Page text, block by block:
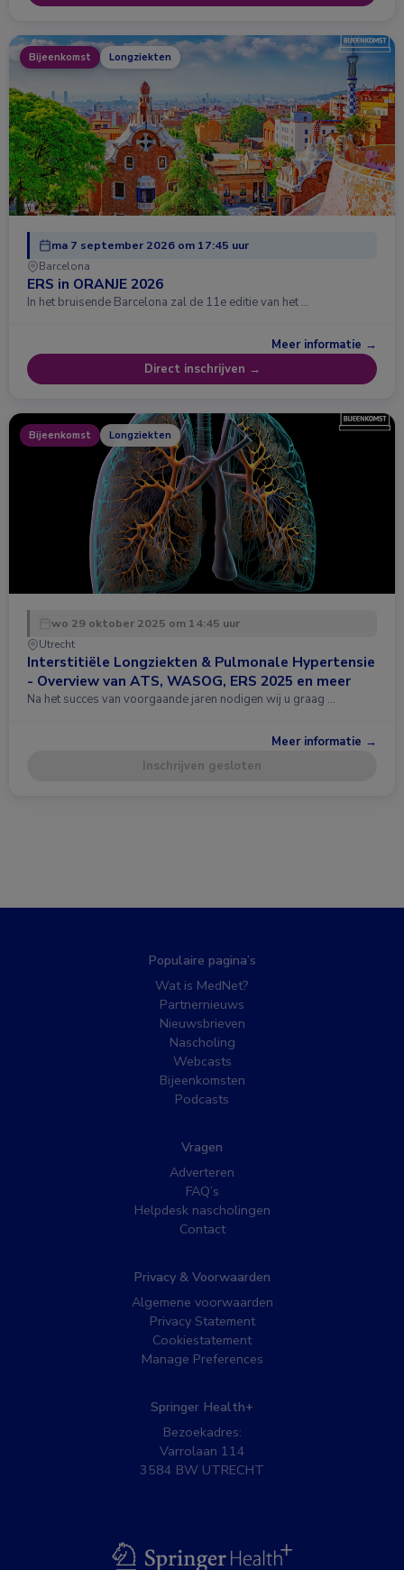
Bijeenkomst Longziekten
ma 7 september 2026 om 17:45 uur
Barcelona
ERS in ORANJE 2026
In het bruisende Barcelona zal de 11e editie van het …
Meer informatie →
Direct inschrijven →
Bijeenkomst Longziekten
wo 29 oktober 2025 om 14:45 uur
Utrecht
Interstitiële Longziekten & Pulmonale Hypertensie
- Overview van ATS, WASOG, ERS 2025 en meer
Na het succes van voorgaande jaren nodigen wij u graag …
Meer informatie →
Inschrijven gesloten
Populaire pagina’s
Wat is MedNet?
Partnernieuws
Nieuwsbrieven
Nascholing
Webcasts
Bijeenkomsten
Podcasts
Vragen
Adverteren
FAQ’s
Helpdesk nascholingen
Contact
Privacy & Voorwaarden
Algemene voorwaarden
Privacy Statement
Cookiestatement
Manage Preferences
Springer Health+
Bezoekadres:
Varrolaan 114
3584 BW UTRECHT
BSL